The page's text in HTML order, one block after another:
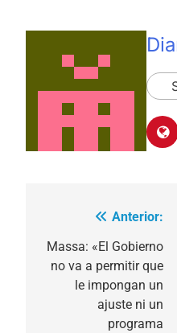
Navegación
de
entradas
Anterior:
Massa: «El Gobierno
no va a permitir que
le impongan un
ajuste ni un
programa